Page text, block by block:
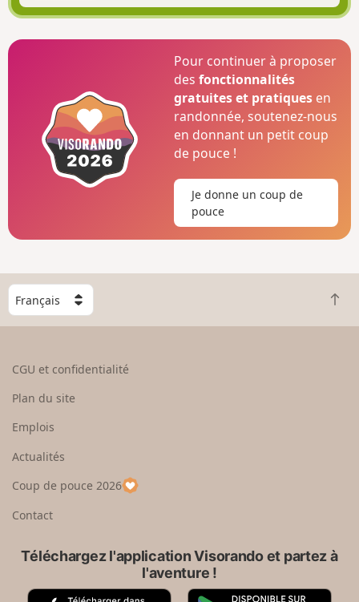
Pour continuer à proposer
desfonctionnalités
gratuites et pratiques en
randonnée, soutenez-nous
en donnant un petit coup
de pouce !
Je donne un coup de
pouce
C
h
o
e
u
p
a
R
e
CGU et confidentialité
Plan du site
Emplois
Actualités
Coup de pouce 2026
Contact
Téléchargez l'application Visorando et partez à
l'aventure !
A G